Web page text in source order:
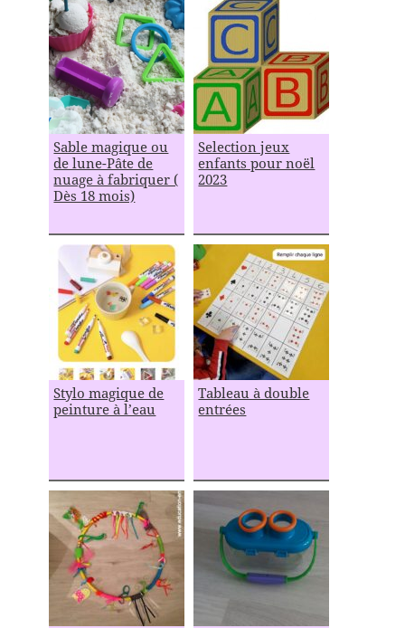
Sable magique ou
de lune-Pâte de
nuage à fabriquer (
Dès 18 mois)
Selection jeux
enfants pour noël
2023
Stylo magique de
peinture à l’eau
Tableau à double
entrées